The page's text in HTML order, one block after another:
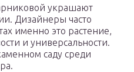
украшают
Дизайнеры часто
именно это растение,
и универсальности.
саду среди